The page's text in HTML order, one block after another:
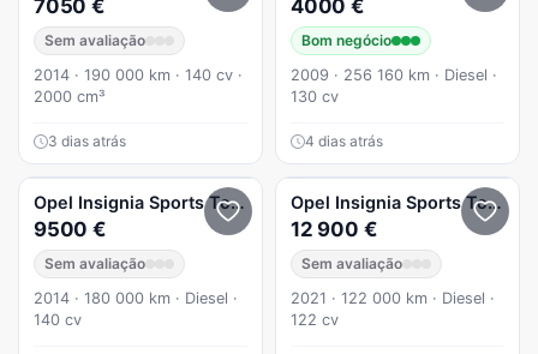
7050 €
Sem avaliação
2014 · 190 000 km · 140 cv ·
2000 cm³
3 dias atrás
4000 €
Bom negócio
2009 · 256 160 km · Diesel ·
130 cv
4 dias atrás
Opel Insignia Sports Tourer
9500 €
Sem avaliação
2014 · 180 000 km · Diesel ·
140 cv
Opel Insignia Sports Tourer
12 900 €
Sem avaliação
2021 · 122 000 km · Diesel ·
122 cv